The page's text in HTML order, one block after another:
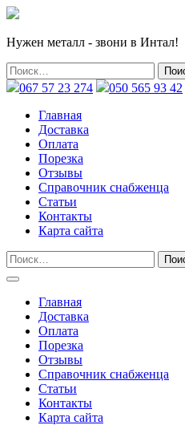
Нужен металл - звони в Интал!
067 57 23 274 050 565 93 42
Главная
Доставка
Оплата
Порезка
Отзывы
Справочник снабженца
Статьи
Контакты
Карта сайта
Главная
Доставка
Оплата
Порезка
Отзывы
Справочник снабженца
Статьи
Контакты
Карта сайта